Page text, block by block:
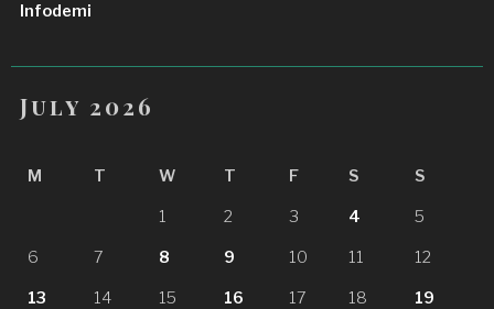
Infodemi
July 2026
M T W T F S S
1 2 3 4 5
6 7 8 9 10 11 12
13 14 15 16 17 18 19